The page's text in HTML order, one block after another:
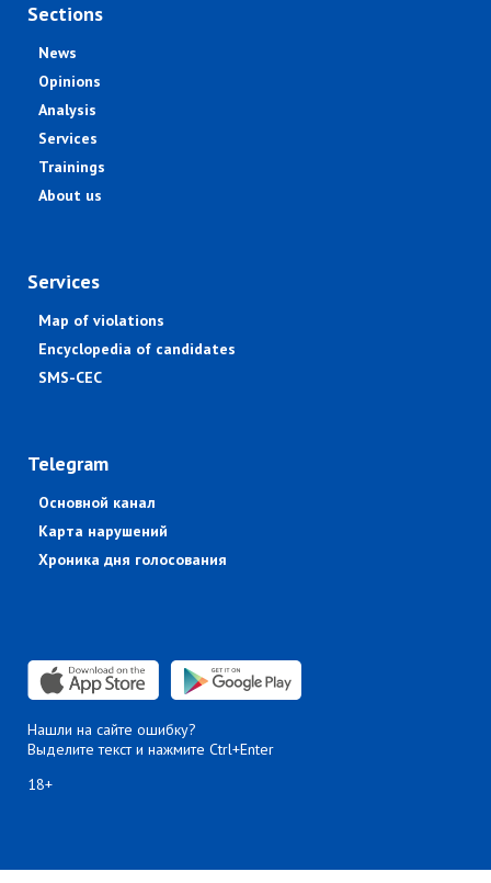
Sections
News
Opinions
Analysis
Services
Trainings
About us
Services
Map of violations
Encyclopedia of candidates
SMS-CEC
Telegram
Основной канал
Карта нарушений
Хроника дня голосования
Нашли на сайте ошибку?
Выделите текст и нажмите Ctrl+Enter
18+